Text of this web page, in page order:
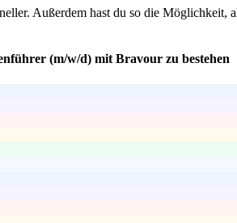
Außerdem hast du so die
(m/w/d) mit Bravour zu bestehen